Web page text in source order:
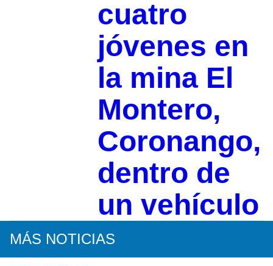
cuatro
jóvenes en
la mina El
Montero,
Coronango,
dentro de
un vehículo
MÁS NOTICIAS